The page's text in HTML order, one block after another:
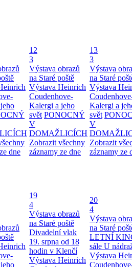
dne
12
3
Výstava obrazů
na Staré poště
Výstava Heinrich
Coudenhove-
Kalergi a jeho
svět PONOCNÝ
V
DOMAŽLICÍCH
Zobrazit všechny
záznamy ze dne
13
3
Výstava
na Staré
Výstava
Kalergi a
svět
V
Zobrazit
záznamy ze
19
4
Výstava obrazů
na Staré poště
Divadelní vlak
19. srpna od 18
hodin v Klenčí
Výstava Heinrich
20
4
Výstava
na Staré
LETNÍ
sále U
Výstava